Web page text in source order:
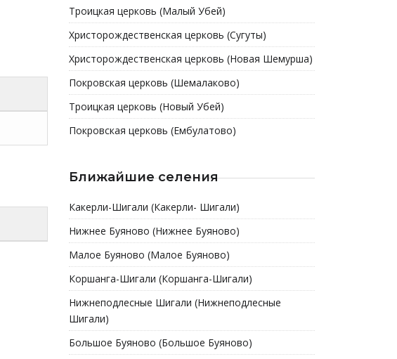
Троицкая церковь (Малый Убей)
Христорождественская церковь (Сугуты)
Христорождественская церковь (Новая Шемурша)
Покровская церковь (Шемалаково)
Троицкая церковь (Новый Убей)
Покровская церковь (Ембулатово)
Ближайшие селения
Какерли-Шигали (Какерли- Шигали)
Нижнее Буяново (Нижнее Буяново)
Малое Буяново (Малое Буяново)
Коршанга-Шигали (Коршанга-Шигали)
Нижнеподлесные Шигали (Нижнеподлесные
Шигали)
Большое Буяново (Большое Буяново)